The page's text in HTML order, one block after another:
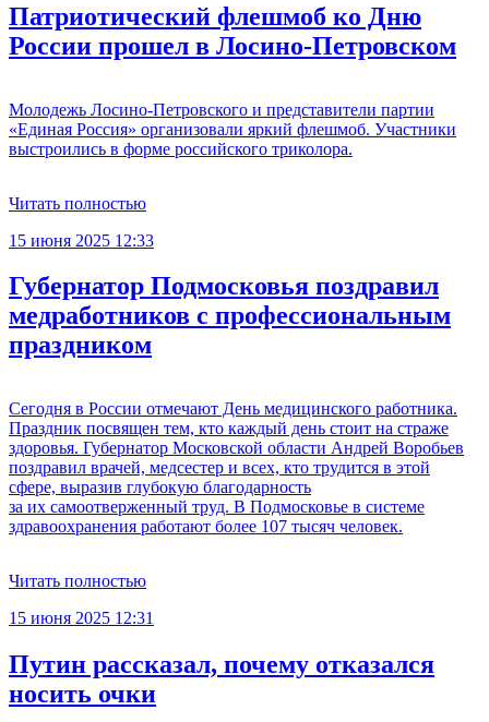
Патриотический флешмоб ко Дню
России прошел в Лосино-Петровском
Молодежь Лосино-Петровского и представители партии
«Единая Россия» организовали яркий флешмоб. Участники
выстроились в форме российского триколора.
Читать полностью
15 июня 2025 12:33
Губернатор Подмосковья поздравил
медработников с профессиональным
праздником
Сегодня в России отмечают День медицинского работника.
Праздник посвящен тем, кто каждый день стоит на страже
здоровья. Губернатор Московской области Андрей Воробьев
поздравил врачей, медсестер и всех, кто трудится в этой
сфере, выразив глубокую благодарность
за их самоотверженный труд. В Подмосковье в системе
здравоохранения работают более 107 тысяч человек.
Читать полностью
15 июня 2025 12:31
Путин рассказал, почему отказался
носить очки